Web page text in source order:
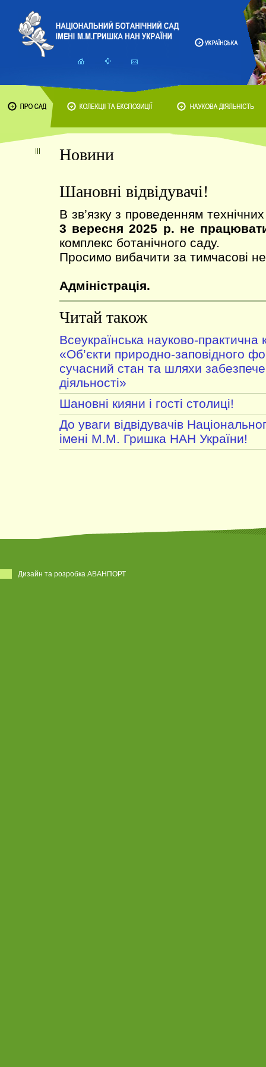
Новини
Шановні відвідувачі!
В зв’язку з проведенням
3 вересня 2025 р. не
комплекс ботанічного саду.
Просимо вибачити за тимчасові
Адміністрація.
Читай також
Всеукраїнська науково-практична
«Об’єкти природно-заповідного
сучасний стан та шляхи
діяльності»
Шановні кияни і гості столиці!
До уваги відвідувачів
імені М.М. Гришка НАН України!
Дизайн та розробка АВАНПОРТ